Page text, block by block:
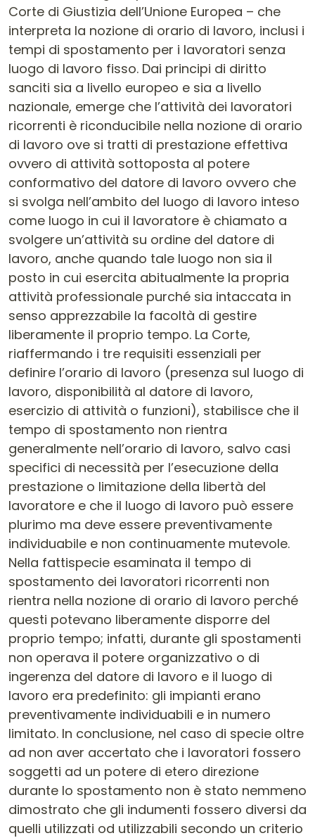
Corte di Giustizia dell’Unione Europea – che
interpreta la nozione di orario di lavoro, inclusi i
tempi di spostamento per i lavoratori senza
luogo di lavoro fisso. Dai principi di diritto
sanciti sia a livello europeo e sia a livello
nazionale, emerge che l’attività dei lavoratori
ricorrenti è riconducibile nella nozione di orario
di lavoro ove si tratti di prestazione effettiva
ovvero di attività sottoposta al potere
conformativo del datore di lavoro ovvero che
si svolga nell’ambito del luogo di lavoro inteso
come luogo in cui il lavoratore è chiamato a
svolgere un’attività su ordine del datore di
lavoro, anche quando tale luogo non sia il
posto in cui esercita abitualmente la propria
attività professionale purché sia intaccata in
senso apprezzabile la facoltà di gestire
liberamente il proprio tempo. La Corte,
riaffermando i tre requisiti essenziali per
definire l’orario di lavoro (presenza sul luogo di
lavoro, disponibilità al datore di lavoro,
esercizio di attività o funzioni), stabilisce che il
tempo di spostamento non rientra
generalmente nell’orario di lavoro, salvo casi
specifici di necessità per l’esecuzione della
prestazione o limitazione della libertà del
lavoratore e che il luogo di lavoro può essere
plurimo ma deve essere preventivamente
individuabile e non continuamente mutevole.
Nella fattispecie esaminata il tempo di
spostamento dei lavoratori ricorrenti non
rientra nella nozione di orario di lavoro perché
questi potevano liberamente disporre del
proprio tempo; infatti, durante gli spostamenti
non operava il potere organizzativo o di
ingerenza del datore di lavoro e il luogo di
lavoro era predefinito: gli impianti erano
preventivamente individuabili e in numero
limitato. In conclusione, nel caso di specie oltre
ad non aver accertato che i lavoratori fossero
soggetti ad un potere di etero direzione
durante lo spostamento non è stato nemmeno
dimostrato che gli indumenti fossero diversi da
quelli utilizzati od utilizzabili secondo un criterio